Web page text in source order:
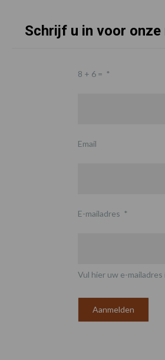
Schrijf u in voor
8 + 6 = *
Email
E-mailadres *
Vul hier uw e-mailadres